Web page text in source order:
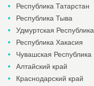
Республика Татарстан
Республика Тыва
Удмуртская Республика
Республика Хакасия
Чувашская Республика
Алтайский край
Краснодарский край